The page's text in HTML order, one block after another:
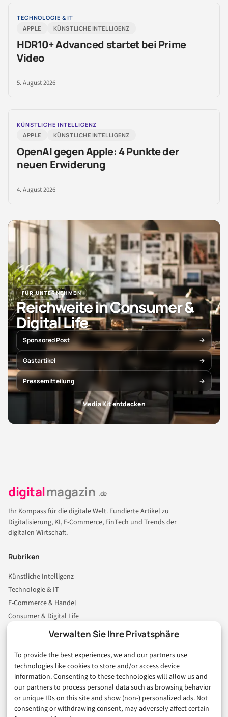
Verwalten Sie Ihre Privatsphäre
To provide the best experiences, we and our partners use
technologies like cookies to store and/or access device
information. Consenting to these technologies will allow us and
our partners to process personal data such as browsing behavior
or unique IDs on this site and show (non-) personalized ads. Not
consenting or withdrawing consent, may adversely affect certain
TECHNOLOGIE & IT
APPLE
KÜNSTLICHE INTELLIGENZ
HDR10+ Advanced startet bei Prime
Video
5. August 2026
KÜNSTLICHE INTELLIGENZ
APPLE
KÜNSTLICHE INTELLIGENZ
OpenAI gegen Apple: 4 Punkte der
neuen Erwiderung
4. August 2026
FÜR UNTERNEHMEN
Reichweite in Consumer &
Digital Life
Sponsored Post
Gastartikel
Pressemitteilung
Media Kit entdecken
digitalmagazin .de
Ihr Kompass für die digitale Welt. Fundierte Artikel zu
Digitalisierung, KI, E-Commerce, FinTech und Trends der
digitalen Wirtschaft.
Rubriken
Künstliche Intelligenz
Technologie & IT
E-Commerce & Handel
Consumer & Digital Life
Business & Karriere
Sicherheit & Recht
Digitalisierung
Marketing